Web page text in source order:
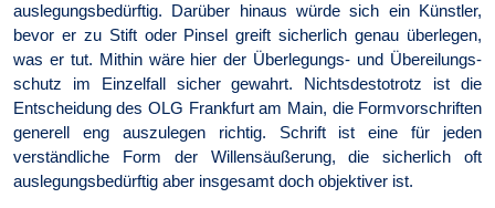
auslegungs­bedürftig. Darüber hinaus würde sich ein Künstler,
bevor er zu Stift oder Pinsel greift sicher­lich genau überlegen,
was er tut. Mithin wäre hier der Über­legungs- und Über­eilungs­
schutz im Einzel­fall sicher gewahrt. Nichtsdestotrotz ist die
Entscheidung des OLG Frankfurt am Main, die Form­vor­schriften
generell eng auszu­legen richtig. Schrift ist eine für jeden
verständ­liche Form der Willens­äußerung, die sicher­lich oft
auslegungs­bedürftig aber insgesamt doch objektiver ist.